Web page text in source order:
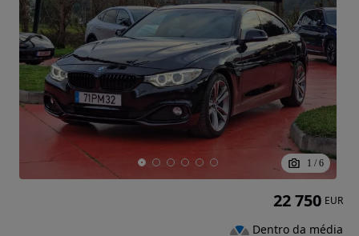
1 / 6
22 750 EUR
Dentro da média